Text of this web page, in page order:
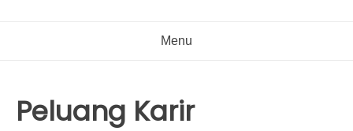
Menu
Peluang Karir